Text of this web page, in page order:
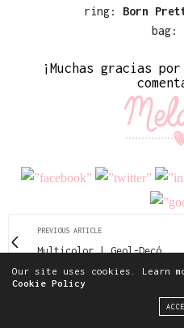
ring: Born
bag:
¡Muchas gracias
PREVIOUS ARTICLE
Multicolor | Geol-Decó
Our site uses cookies. Learn
Cookie Policy